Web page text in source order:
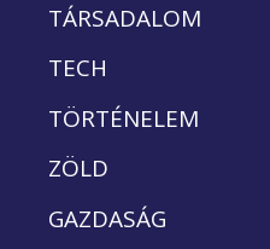
TÁRSADALOM
TECH
TÖRTÉNELEM
ZÖLD
GAZDASÁG